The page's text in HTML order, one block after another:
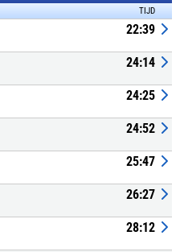
TIJD
22:39
24:14
24:25
24:52
25:47
26:27
28:12